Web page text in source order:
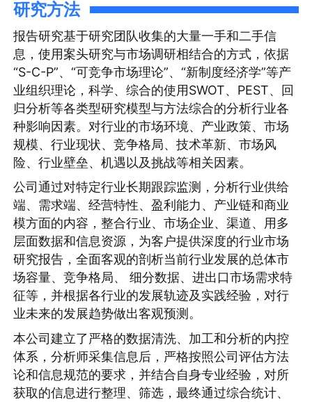
研究方法
报告研究基于研究团队收集的大量一手和二手信
息，使用案头研究与市场调研相结合的方式，依据
“S-C-P”、“可竞争市场理论”、“新制度经济学”等产
业组织理论，科学、综合的使用SWOT、PEST、回
归分析等各类型研究模型与方法综合的分析行业各
种影响因素。对行业的市场环境、产业政策、市场
规模、行业现状、竞争格局、技术革新、市场风
险、行业壁垒、机遇以及挑战等相关因素。
公司通过对特定行业长期跟踪监测，分析行业供给
端、需求端、经营特性、盈利能力、产业链和商业
模方面的内容，整合行业、市场企业、渠道、用多
层面数据和信息资源，为客户提供深度的行业市场
研究报告，全面客观的剖析当前行业发展的总体市
场容量、竞争格局、 细分数据、进出口市场需求特
征等，并根据各行业的发展轨迹及实践经验，对行
业未来的发展趋势做出客观预测。
本公司建立了严格的数据清洗、加工和分析的内控
体系，分析师采集信息后，严格按照公司评估方法
论和信息规范的要求，并结合自身专业经验，对所
获取的信息进行整理、筛选，最终通过综合统计、